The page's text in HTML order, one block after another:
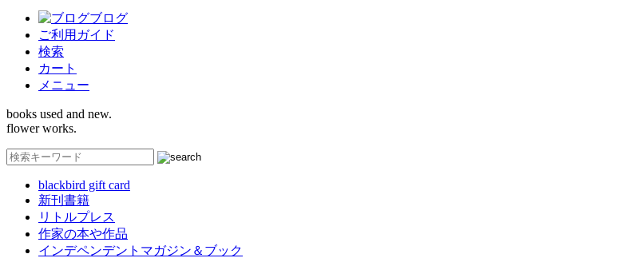
ブログ
ご利用ガイド
検索
カート
メニュー
books used and new.
flower works.
blackbird gift card
新刊書籍
リトルプレス
作家の本や作品
インデペンデントマガジン＆ブック